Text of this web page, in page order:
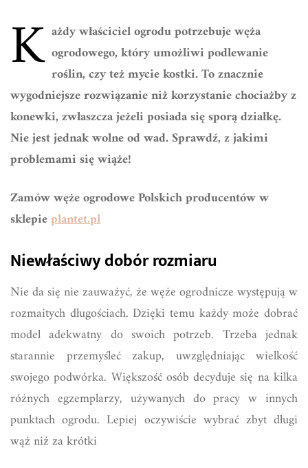
K ażdy właściciel ogrodu potrzebuje węża
ogrodowego, który umożliwi podlewanie
roślin, czy też mycie kostki. To znacznie
wygodniejsze rozwiązanie niż korzystanie chociażby z
konewki, zwłaszcza jeżeli posiada się sporą działkę.
Nie jest jednak wolne od wad. Sprawdź, z jakimi
problemami się wiąże!
Zamów węże ogrodowe Polskich producentów w
sklepieplantet.pl
Niewłaściwy dobór rozmiaru
Nie da się nie zauważyć, że węże ogrodnicze występują w
rozmaitych długościach. Dzięki temu każdy może dobrać
model adekwatny do swoich potrzeb. Trzeba jednak
starannie przemyśleć zakup, uwzględniając wielkość
swojego podwórka. Większość osób decyduje się na kilka
różnych egzemplarzy, używanych do pracy w innych
punktach ogrodu. Lepiej oczywiście wybrać zbyt długi
wąż niż za krótki